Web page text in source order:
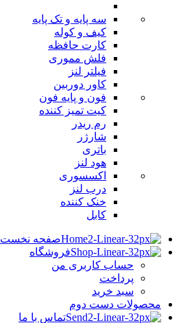
سه پایه و تک پایه
کیف و کوله
کارت حافظه
فلش مموری
فیلتر لنز
کاور دوربین
فون و پایه فون
کیت تمیز کننده
رم ریدر
شارژر
باتری
هود لنز
اکسسوری
درب لنز
خنک کننده
کابل
صفحه نخست
فروشگاه
حساب کاربری من
پرداخت
سبد خرید
محصولات دست دوم
تماس با ما